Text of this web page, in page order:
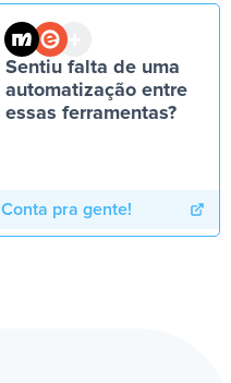
Sentiu falta de uma
automatização entre
essas ferramentas?
Conta pra gente!